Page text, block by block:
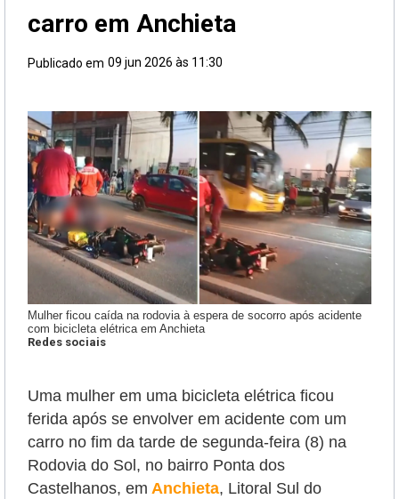
carro em Anchieta
Publicado em 09 jun 2026 às 11:30
Mulher ficou caída na rodovia à espera de socorro após acidente
com bicicleta elétrica em Anchieta
Redes sociais
Uma mulher em uma bicicleta elétrica ficou
ferida após se envolver em acidente com um
carro no fim da tarde de segunda-feira (8) na
Rodovia do Sol, no bairro Ponta dos
Castelhanos, em Anchieta, Litoral Sul do